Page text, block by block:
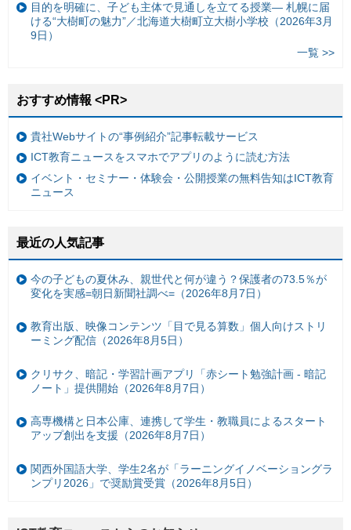
目的を明確に、子ども主体で見通しを立てる授業— 札幌に届
ける“大樹町の魅力”／北海道大樹町立大樹小学校（2026年3月
9日）
一覧 >>
おすすめ情報 <PR>
貴社Webサイトの“事例紹介”記事転載サービス
ICT教育ニュースをスマホでアプリのように読む方法
イベント・セミナー・体験会・公開授業の無料告知はICT教育
ニュース
最近の人気記事
今の子どもの夏休み、親世代と何が違う？保護者の73.5％が
変化を実感=朝日新聞社調べ=（2026年8月7日）
教育出版、映像コンテンツ「目で見る算数」個人向けストリ
ーミング配信（2026年8月5日）
クリサク、暗記・学習計画アプリ「赤シート勉強計画 - 暗記
ノート」提供開始（2026年8月7日）
高専機構と日本公庫、連携して学生・教職員によるスタート
アップ創出を支援（2026年8月7日）
関西外国語大学、学生2名が「ラーニングイノベーショングラ
ンプリ2026」で奨励賞受賞（2026年8月5日）